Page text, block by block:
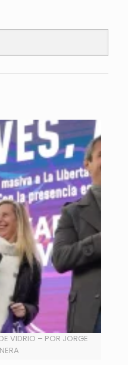
VIDRIO – POR JORGE